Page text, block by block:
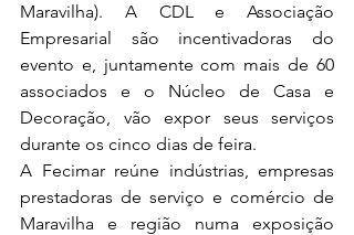
Maravilha). A CDL e Associação
Empresarial são incentivadoras do
evento e, juntamente com mais de 60
associados e o Núcleo de Casa e
Decoração, vão expor seus serviços
durante os cinco dias de feira.
A Fecimar reúne indústrias, empresas
prestadoras de serviço e comércio de
Maravilha e região numa exposição